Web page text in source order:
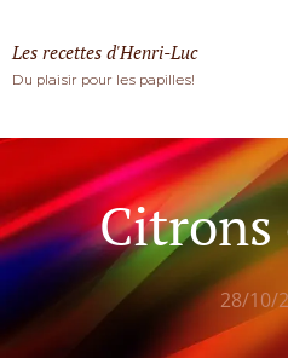
Les recettes d'Henri-Luc
Du plaisir pour les papilles!
28/10/